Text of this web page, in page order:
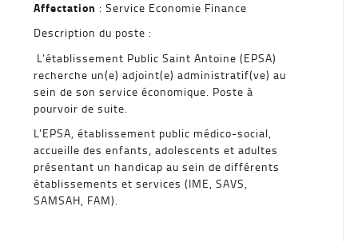
Affectation : Service Economie Finance
Description du poste :
L’établissement Public Saint Antoine (EPSA)
recherche un(e) adjoint(e) administratif(ve) au
sein de son service économique. Poste à
pourvoir de suite.
L’EPSA, établissement public médico-social,
accueille des enfants, adolescents et adultes
présentant un handicap au sein de différents
établissements et services (IME, SAVS,
SAMSAH, FAM).